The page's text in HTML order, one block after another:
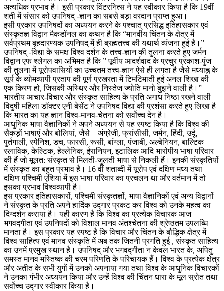
अत्यधिक प्रभाव है। इसी प्रकार विंटरनित्स ने यह स्वीकार किया है कि 19वीं
शती में संसार को उपनिषद् -ज्ञान का सबसे बड़ा वरदान प्राप्त हुआ।
इसी प्रकार उपनिषदों का अध्ययन करने के पश्चात् प्रसिद्ध इतिहासकार एवं
संस्कृतज्ञ विद्वान मैकडॉनल का कथन है कि “मानवीय चिंतन के क्षेत्र में
सर्वप्रथम बृहदारण्यक उपनिषद् में ही ब्रह्मतत्त्व की यथार्थ व्यंजना हुई है।”
उपनिषद् -विद्या के समक्ष विश्व दर्शन के तत्त्व-ज्ञान की तुलना करते हुए जर्मन
विद्वान एफ श्लेगल का अभिमत है कि ” पूर्वीय आदर्शवाद के प्रचुर प्रकाश-पुंज
की तुलना में यूरोपवासियों का उच्चतम तत्त्व-ज्ञान ऐसे ही लगता है जैसे मध्याह्न के
सूर्य के व्योमव्यापी प्रताप की पूर्ण प्रखरता में टिमटिमाती हुई अनल शिखा की
एक किरण हो, जिसकी अस्थिर और निस्तेज ज्योति मानो बुझने वाली है।”
भारतीय आचार-विचार और संस्कृत साहित्य के प्रति अगाध निष्ठा रखने वाली
विदुषी महिला डॉक्टर एनी बेसेंट ने उपनिषद विद्या की प्रशंसा करते हुए लिखा है
कि भारत का यह ज्ञान विश्व-मानव-चेतना को सर्वोच्च देन है।
आधुनिक भाषा वैज्ञानिकों ने अपने अध्ययन से यह स्पष्ट किया है कि विश्व की
सैकड़ों भाषाएं और बोलियां, जैसे – अंग्रेजी, फ्रांसीसी, जर्मन, हिंदी, उर्दू,
पुर्तगाली, स्पेनिश, डच, फारसी, रूसी, बांग्ला, पंजाबी, अल्बेनियन, बाल्टिक
स्लाविक, केल्टिक, हेल्लेनिक, ईरानियन, इटालिक आदि भारोपीय भाषा परिवार
की हैं जो मूलत: संस्कृत से मिलती-जुलती भाषा से निकली हैं। इनकी संस्कृतियों
में संस्कृत का बहुत प्रभाव है। 16 वीं शताब्दी में यूरोप एवं दक्षिण मध्य तथा
दक्षिण पश्चिमी एशिया में इस भाषा परिवार का प्रचलन था और वर्तमान में तो
इसका प्रभाव विश्वव्यापी है।
इस प्रकार इतिहासकारों, पश्चिमी संस्कृतज्ञों, भाषा वैज्ञानिकों एवं अन्य विद्वानों
ने संस्कृत के प्रति अपने हार्दिक उद्गार प्रकट कर विश्व को उनके महत्व का
दिग्दर्शन कराया है। यही कारण है कि विश्व का प्रत्येक विचारक आज
भगवद्गीता एवं उपनिषदों को विशाल मानव अंतश्चेतना की श्रेष्ठतम उपलब्धि
मानता है। इस प्रकार यह स्पष्ट है कि विचार और चिंतन के बौद्धिक क्षेत्र में
विश्व साहित्य एवं मानव संस्कृति में अब तक जितनी प्रगति हुई , संस्कृत साहित्य
का उनमें प्रमुख स्थान है। उपनिषद् और भगवद्गीता न केवल भारत के, अपितु
समस्त मानव मस्तिष्क की चरम परिणति के परिचायक हैं। विश्व के प्रत्येक क्षेत्र
और अतीत के सभी युगों में उनको अपनाया गया तथा विश्व के आधुनिक विचारकों
ने उनका गंभीर अध्ययन किया और उन्हें विश्व की चिंतन धारा के मूल स्रोत तथा
सर्वोच्च उद्गार स्वीकार किया है।